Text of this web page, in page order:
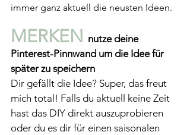
immer ganz aktuell die neusten Ideen.
MERKEN nutze deine
Pinterest-Pinnwand um die Idee für
später zu speichern
Dir gefällt die Idee? Super, das freut
mich total! Falls du aktuell keine Zeit
hast das DIY direkt auszuprobieren
oder du es dir für einen saisonalen